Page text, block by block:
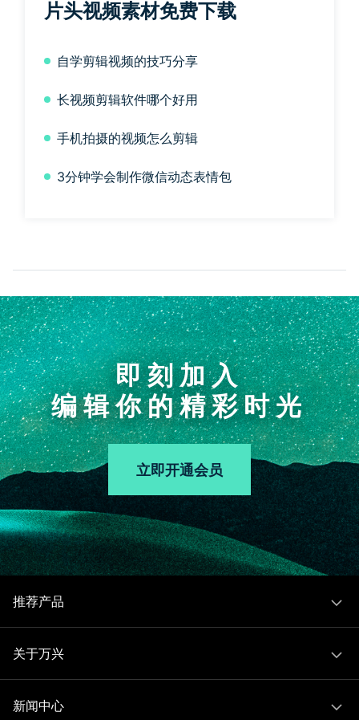
片头视频素材免费下载
自学剪辑视频的技巧分享
长视频剪辑软件哪个好用
手机拍摄的视频怎么剪辑
3分钟学会制作微信动态表情包
即刻加入
编辑你的精彩时光
立即开通会员
推荐产品
关于万兴
新闻中心